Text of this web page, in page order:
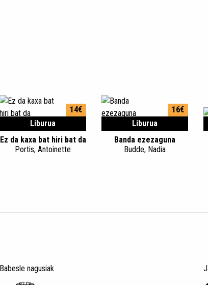
Liburua
14€
Ez da kaxa bat hiri bat da
Portis, Antoinette
Liburua
16€
Banda ezezaguna
Budde, Nadia
Babesle nagusiak